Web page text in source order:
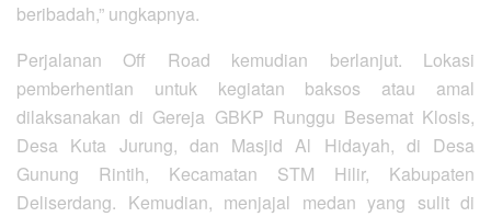
beribadah,” ungkapnya.
Perjalanan Off Road kemudian berlanjut. Lokasi
pemberhentian untuk kegiatan baksos atau amal
dilaksanakan di Gereja GBKP Runggu Besemat Klosis,
Desa Kuta Jurung, dan Masjid Al Hidayah, di Desa
Gunung Rintih, Kecamatan STM Hilir, Kabupaten
Deliserdang. Kemudian, menjajal medan yang sulit di